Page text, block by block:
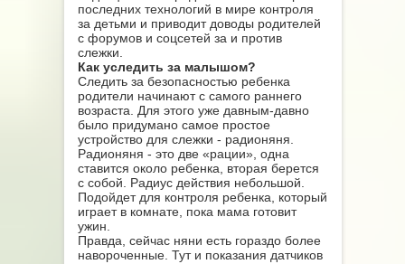
последних технологий в мире контроля
за детьми и приводит доводы родителей
с форумов и соцсетей за и против
слежки.
Как уследить за малышом?
Следить за безопасностью ребенка
родители начинают с самого раннего
возраста. Для этого уже давным-давно
было придумано самое простое
устройство для слежки - радионяня.
Радионяня - это две «рации», одна
ставится около ребенка, вторая берется
с собой. Радиус действия небольшой.
Подойдет для контроля ребенка, который
играет в комнате, пока мама готовит
ужин.
Правда, сейчас няни есть гораздо более
навороченные. Тут и показания датчиков